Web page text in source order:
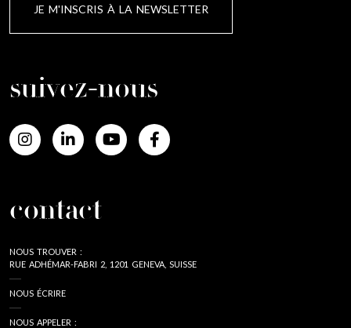
JE M'INSCRIS À LA NEWSLETTER
suivez-nous
contact
NOUS TROUVER :
RUE ADHÉMAR-FABRI 2, 1201 GENEVA, SUISSE
NOUS ÉCRIRE
NOUS APPELER :